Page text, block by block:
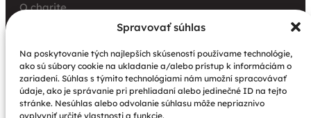
Spravovať súhlas
Na poskytovanie tých najlepších skúseností používame technológie,
ako sú súbory cookie na ukladanie a/alebo prístup k informáciám o
zariadení. Súhlas s týmito technológiami nám umožní spracovávať
údaje, ako je správanie pri prehliadaní alebo jedinečné ID na tejto
stránke. Nesúhlas alebo odvolanie súhlasu môže nepriaznivo
ovplyvniť určité vlastnosti a funkcie.
O charite
Pre úrady a inštitúcie
Kurz opatrovania
Aktuality
Nové petangové ihrisko prináša seniorom radosť,
pohyb a komunitu